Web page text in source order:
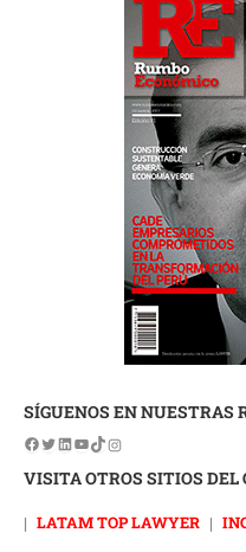
SÍGUENOS EN NUESTRAS
VISITA OTROS SITIOS DEL
| LATAM TOP LAWYER |